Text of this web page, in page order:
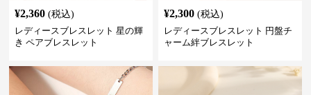
¥2,360 (税込)
レディースブレスレット 星の輝
き ペアブレスレット
¥2,300 (税込)
レディースブレスレット 円盤チ
ャーム絆ブレスレット